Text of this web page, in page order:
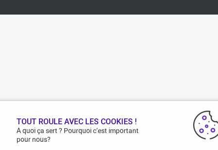
TOUT ROULE AVEC LES COOKIES !
A quoi ça sert ? Pourquoi c’est important
pour nous?